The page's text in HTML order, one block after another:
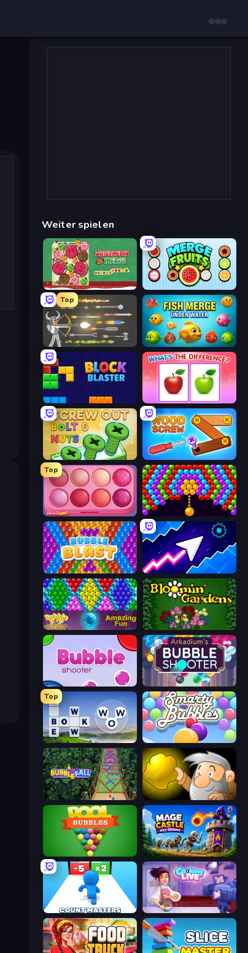
Weiter spielen
Fruit Merge: Juicy Drop Game Merge Fruits
Top
Ragdoll Archers Fish Merge - Under Water
Block Blaster What's The Difference?
Screw Out: Bolts and Nuts Wood Screw: Bolts Puzzle
Top
Piece of Cake: Merge and Bake Bubble Story
Bubble Blast Space Waves
Bubble Pop Legend Blooming Gardens
Bubble Shooter
Top
Words of Wonders Smarty Bubbles
Bubble Fall Gold Miner
Pool Bubbles Mage Castle Idle Defense
Cooking Live